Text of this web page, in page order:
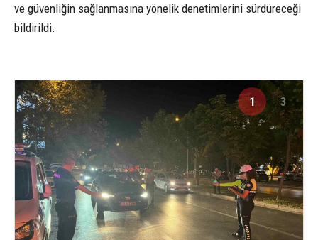
ve güvenliğin sağlanmasına yönelik denetimlerini sürdüreceği
bildirildi.
1 3